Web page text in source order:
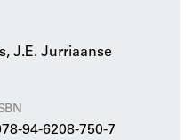
hun verborgen impact.
de
en culturele
om de ethiek van onze
J.E. Jurriaanse
94-6208-750-7